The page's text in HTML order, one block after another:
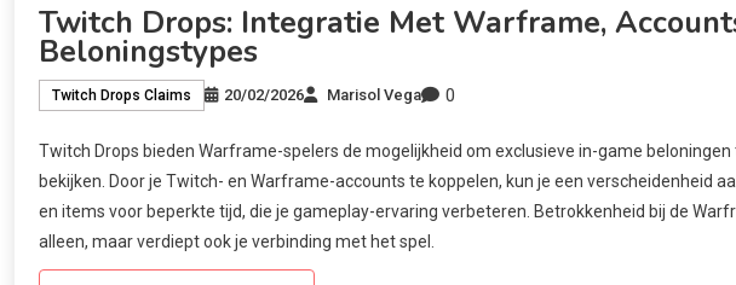
Twitch Drops: Integratie Met Warframe,
Beloningstypes
Twitch Drops Claims 20/02/2026 Marisol Vega 0
Twitch Drops bieden Warframe-spelers de mogelijkheid om exclusieve in-game
bekijken. Door je Twitch- en Warframe-accounts te koppelen, kun je een verscheidenheid
en items voor beperkte tijd, die je gameplay-ervaring verbeteren. Betrokkenheid bij de
alleen, maar verdiept ook je verbinding met het spel.